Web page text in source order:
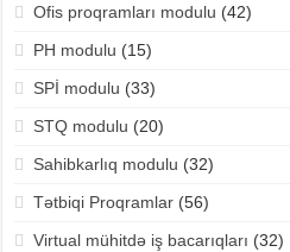
Ofis proqramları modulu (42)
PH modulu (15)
SPİ modulu (33)
STQ modulu (20)
Sahibkarlıq modulu (32)
Tətbiqi Proqramlar(56)
Virtual mühitdə iş bacarıqları (32)